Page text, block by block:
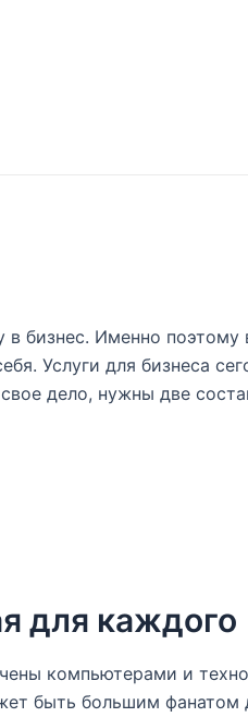
бизнес. Именно
Услуги для бизнеса
свое дело, нужны две
для каждого
компьютерами и
быть большим